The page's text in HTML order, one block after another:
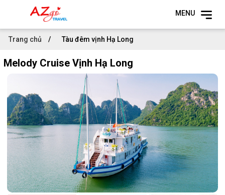
MENU
Trang chủ Tàu đêm vịnh Hạ Long
Melody Cruise Vịnh Hạ Long